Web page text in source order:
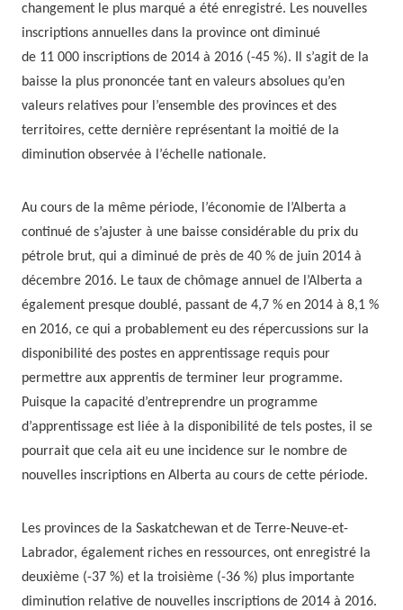
changement le plus marqué a été enregistré. Les nouvelles
inscriptions annuelles dans la province ont diminué
de 11 000 inscriptions de 2014 à 2016 (-45 %). Il s’agit de la
baisse la plus prononcée tant en valeurs absolues qu’en
valeurs relatives pour l’ensemble des provinces et des
territoires, cette dernière représentant la moitié de la
diminution observée à l’échelle nationale.
Au cours de la même période, l’économie de l’Alberta a
continué de s’ajuster à une baisse considérable du prix du
pétrole brut, qui a diminué de près de 40 % de juin 2014 à
décembre 2016. Le taux de chômage annuel de l’Alberta a
également presque doublé, passant de 4,7 % en 2014 à 8,1 %
en 2016, ce qui a probablement eu des répercussions sur la
disponibilité des postes en apprentissage requis pour
permettre aux apprentis de terminer leur programme.
Puisque la capacité d’entreprendre un programme
d’apprentissage est liée à la disponibilité de tels postes, il se
pourrait que cela ait eu une incidence sur le nombre de
nouvelles inscriptions en Alberta au cours de cette période.
Les provinces de la Saskatchewan et de Terre-Neuve-et-
Labrador, également riches en ressources, ont enregistré la
deuxième (-37 %) et la troisième (-36 %) plus importante
diminution relative de nouvelles inscriptions de 2014 à 2016.